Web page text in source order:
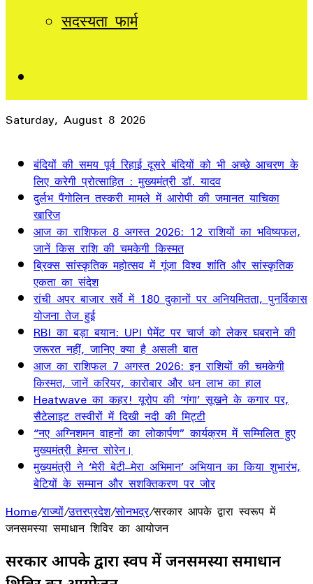
सदस्यता फार्म
Saturday, August 8 2026
बंदियों की समय पूर्व रिहाई दूसरे बंदियों को भी अच्छे आचरण के
लिए करेगी प्रोत्साहित : मुख्यमंत्री डॉ. यादव
दुर्लभ पैंगोलिन तस्करी मामले में आरोपी की जमानत याचिका
खारिज
आज का राशिफल 8 अगस्त 2026: 12 राशियों का भविष्यफल,
जानें किस राशि की चमकेगी किस्मत
ब्रिक्स सांस्कृतिक महोत्सव में गूंजा विश्व शांति और सांस्कृतिक
एकता का संदेश
रांची अपर बाजार सर्वे में 180 दुकानों पर अनियमितता, पुनर्विकास
योजना तेज हुई
RBI का बड़ा बयान: UPI पेमेंट पर चार्ज को लेकर घबराने की
जरूरत नहीं, जानिए क्या है असली बात
आज का राशिफल 7 अगस्त 2026: इन राशियों की चमकेगी
किस्मत, जानें करियर, कारोबार और धन लाभ का हाल
Heatwave का कहर! यूरोप की ‘गंगा’ सूखने के कगार पर,
सैटेलाइट तस्वीरों में दिखी नदी की मिट्टी
“नए अग्निशमन वाहनों का लोकार्पण” कार्यक्रम में सम्मिलित हुए
मुख्यमंत्री हेमन्त सोरेन।
मुख्यमंत्री ने ‘मेरी बेटी–मेरा अभिमान’ अभियान का किया शुभारंभ,
बेटियों के सम्मान और सशक्तिकरण पर जोर
Home/राज्यों/उत्तरप्रदेश/सोनभद्र/सरकार आपके द्वारा स्वरूप में
जनसमस्या समाधान शिविर का आयोजन
सरकार आपके द्वारा स्वरूप में जनसमस्या समाधान